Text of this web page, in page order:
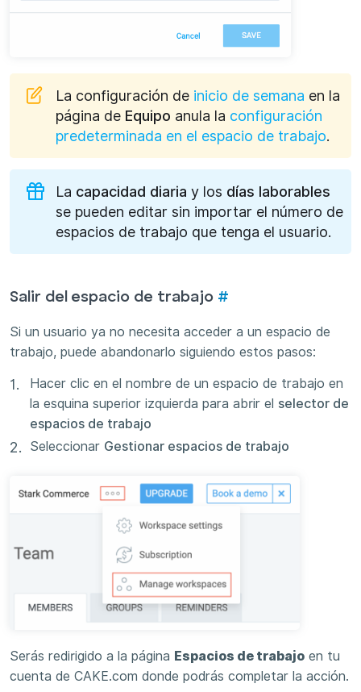
La configuración de inicio de semana en la
página de Equipo anula la configuración
predeterminada en el espacio de trabajo.
La capacidad diaria y los días laborables
se pueden editar sin importar el número de
espacios de trabajo que tenga el usuario.
Salir del espacio de trabajo #
Si un usuario ya no necesita acceder a un espacio de
trabajo, puede abandonarlo siguiendo estos pasos:
Hacer clic en el nombre de un espacio de trabajo en
la esquina superior izquierda para abrir el selector de
espacios de trabajo
Seleccionar Gestionar espacios de trabajo
Serás redirigido a la página Espacios de trabajo en tu
cuenta de CAKE.com donde podrás completar la acción.